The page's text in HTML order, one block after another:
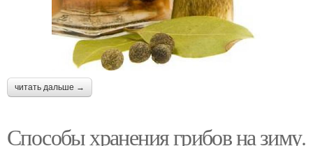
читать дальше →
Способы хранения грибов на зиму.